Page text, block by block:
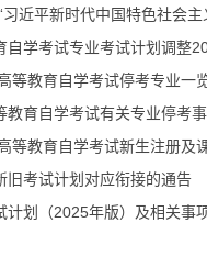
习近平新时代中国特色社会主
自学考试专业考试计划调整
等教育自学考试停考专业一
教育自学考试有关专业停考
等教育自学考试新生注册及
旧考试计划对应衔接的通告
计划（2025年版）及相关事